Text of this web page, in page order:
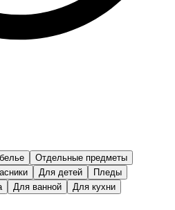
Отдельные предметы
Для детей
Пледы
Для ванной
Для кухни